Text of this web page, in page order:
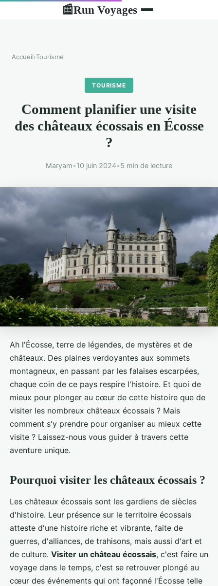
📰Run Voyages
Accueil›Tourisme
TOURISME
Comment planifier une visite
des châteaux écossais en Écosse
?
Maryam•10 juin 2024•5 min de lecture
Ah l'Écosse, terre de légendes, de mystères et de
châteaux. Des plaines verdoyantes aux sommets
montagneux, en passant par les falaises escarpées,
chaque coin de ce pays respire l'histoire. Et quoi de
mieux pour plonger au cœur de cette histoire que de
visiter les nombreux châteaux écossais ? Mais
comment s'y prendre pour organiser au mieux cette
visite ? Laissez-nous vous guider à travers cette
aventure unique.
Pourquoi visiter les châteaux écossais ?
Les châteaux écossais sont les gardiens de siècles
d'histoire. Leur présence sur le territoire écossais
atteste d'une histoire riche et vibrante, faite de
guerres, d'alliances, de trahisons, mais aussi d'art et
de culture. Visiter un château écossais, c'est faire un
voyage dans le temps, c'est se retrouver plongé au
cœur des événements qui ont façonné l'Écosse telle